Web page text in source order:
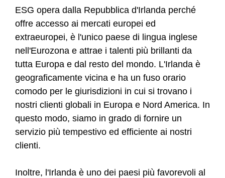
ESG opera dalla Repubblica d'Irlanda perché
offre accesso ai mercati europei ed
extraeuropei, è l'unico paese di lingua inglese
nell'Eurozona e attrae i talenti più brillanti da
tutta Europa e dal resto del mondo. L'Irlanda è
geograficamente vicina e ha un fuso orario
comodo per le giurisdizioni in cui si trovano i
nostri clienti globali in Europa e Nord America. In
questo modo, siamo in grado di fornire un
servizio più tempestivo ed efficiente ai nostri
clienti.
Inoltre, l'Irlanda è uno dei paesi più favorevoli al